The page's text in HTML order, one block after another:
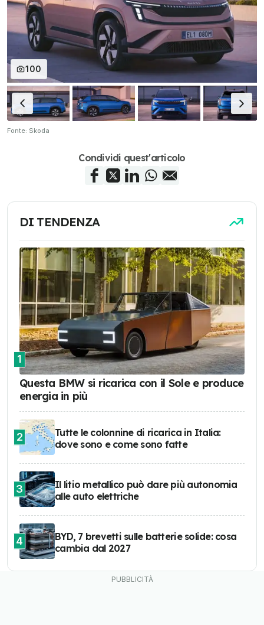
100
Fonte: Skoda
Condividi quest'articolo
DI TENDENZA
1
Questa BMW si ricarica con il Sole e produce
energia in più
2
Tutte le colonnine di ricarica in Italia:
dove sono e come sono fatte
3
Il litio metallico può dare più autonomia
alle auto elettriche
4
BYD, 7 brevetti sulle batterie solide: cosa
cambia dal 2027